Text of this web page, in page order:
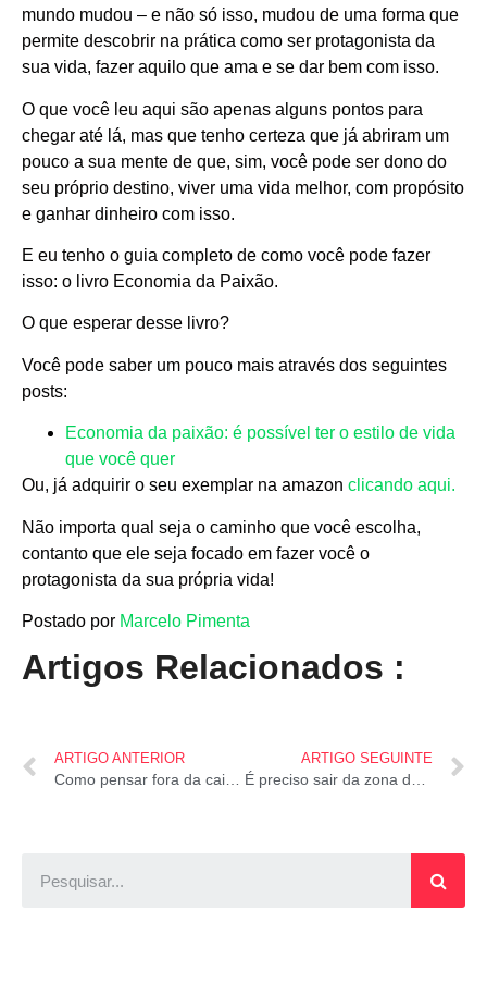
mundo mudou – e não só isso, mudou de uma forma que
permite descobrir na prática como ser protagonista da
sua vida, fazer aquilo que ama e se dar bem com isso.
O que você leu aqui são apenas alguns pontos para
chegar até lá, mas que tenho certeza que já abriram um
pouco a sua mente de que, sim, você pode ser dono do
seu próprio destino, viver uma vida melhor, com propósito
e ganhar dinheiro com isso.
E eu tenho o guia completo de como você pode fazer
isso: o livro Economia da Paixão.
O que esperar desse livro?
Você pode saber um pouco mais através dos seguintes
posts:
Economia da paixão: é possível ter o estilo de vida
que você quer
Ou, já adquirir o seu exemplar na amazon clicando aqui.
Não importa qual seja o caminho que você escolha,
contanto que ele seja focado em fazer você o
protagonista da sua própria vida!
Postado por Marcelo Pimenta
Artigos Relacionados :
ARTIGO ANTERIOR
Como pensar fora da caixa? Participe desse desafio!
ARTIGO SEGUINTE
É preciso sair da zona de conforto para atingir seus objetivos